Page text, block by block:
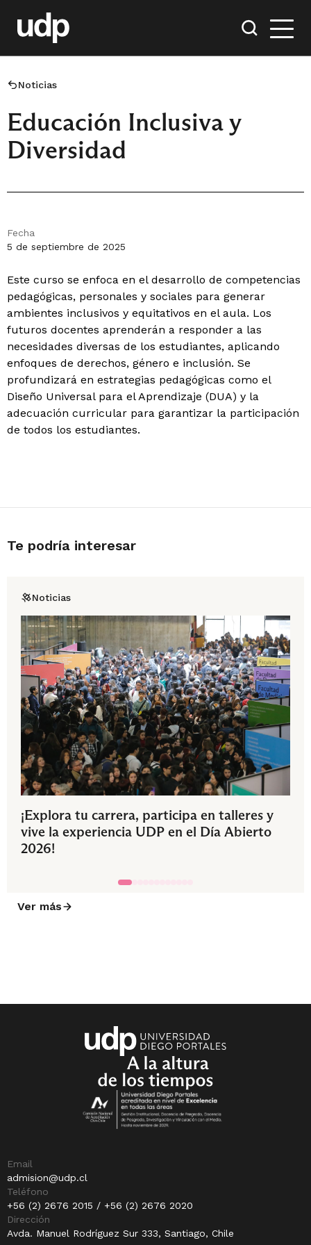
Noticias
Educación Inclusiva y
Diversidad
Fecha
5 de septiembre de 2025
Este curso se enfoca en el desarrollo de competencias
pedagógicas, personales y sociales para generar
ambientes inclusivos y equitativos en el aula. Los
futuros docentes aprenderán a responder a las
necesidades diversas de los estudiantes, aplicando
enfoques de derechos, género e inclusión. Se
profundizará en estrategias pedagógicas como el
Diseño Universal para el Aprendizaje (DUA) y la
adecuación curricular para garantizar la participación
de todos los estudiantes.
Te podría interesar
Noticias
¡Explora tu carrera, participa en talleres y
vive la experiencia UDP en el Día Abierto
2026!
Ver más
Email
admision@udp.cl
Teléfono
+56 (2) 2676 2015 / +56 (2) 2676 2020
Dirección
Avda. Manuel Rodríguez Sur 333, Santiago, Chile